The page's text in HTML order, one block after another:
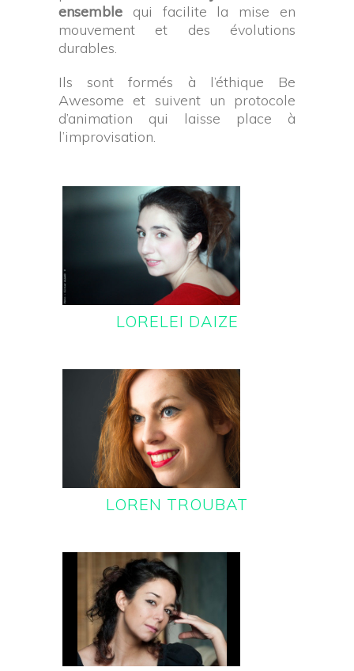
ensemble qui facilite la mise en
mouvement et des évolutions
durables.
Ils sont formés à l’éthique Be
Awesome et suivent un protocole
d’animation qui laisse place à
l’improvisation.
LORELEI DAIZE
LOREN TROUBAT